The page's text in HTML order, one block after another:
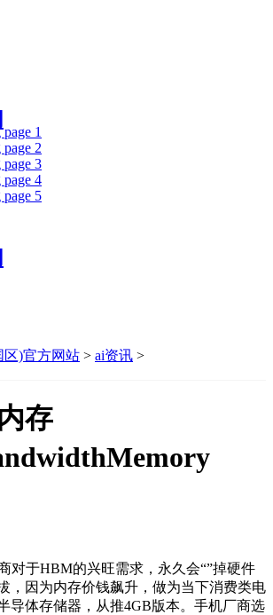
1
2
3
4
5
区)官方网站 > ai资讯 >
存
于HBM的兴旺需求，永久会“”掉硬件
，因为内存价钱飙升，做为当下消费类电
导体存储器，从推4GB版本。手机厂商选